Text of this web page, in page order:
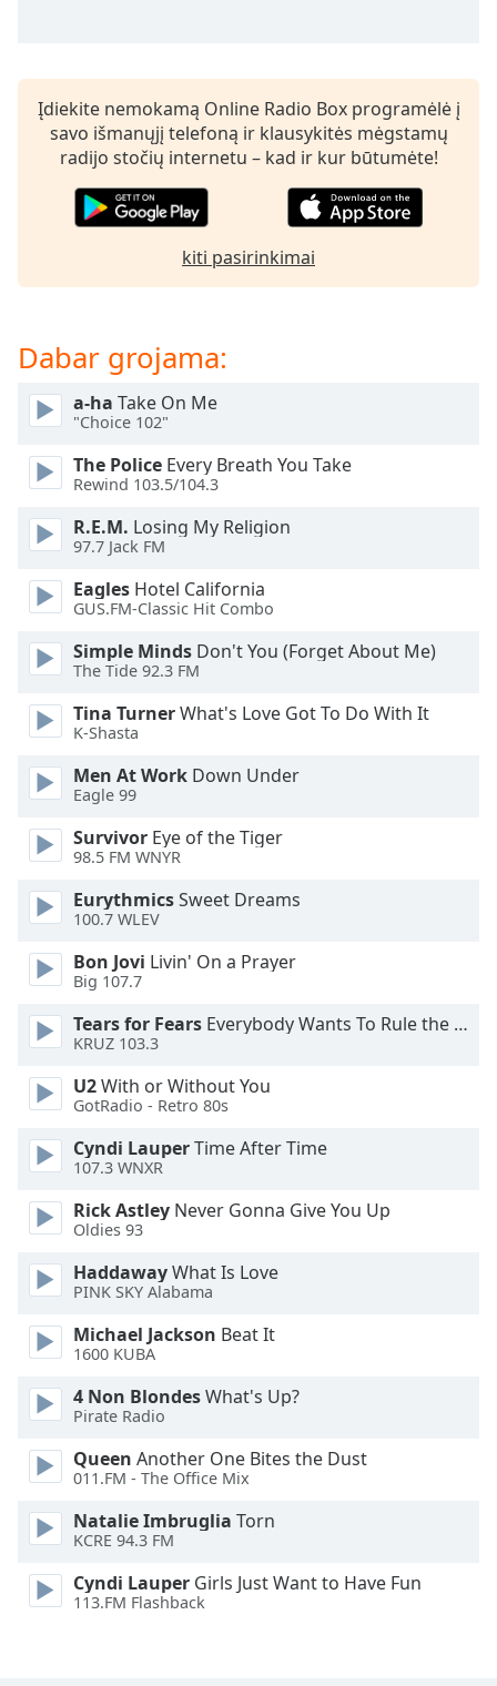
off,
selected
Picture
modal
window.
Beginning
dialog
window.
Escape
and
close
window.
Text
Color
Opacity
Text
Background
Color
Opacity
Caption
Background
Color
Opacity
Size
Text
Edge
Font
Family
Reset
Įdiekite nemokamą Online Radio Box programėlė į
savo išmanųjį telefoną ir klausykitės mėgstamų
radijo stočių internetu – kad ir kur būtumėte!
kiti pasirinkimai
Dabar grojama:
a-ha Take On Me
"Choice 102"
The Police Every Breath You Take
Rewind 103.5/104.3
R.E.M. Losing My Religion
97.7 Jack FM
Eagles Hotel California
GUS.FM-Classic Hit Combo
Simple Minds Don't You (Forget About Me)
The Tide 92.3 FM
Tina TurnerWhat's Love Got To Do With It
K-Shasta
Men At Work Down Under
Eagle 99
Survivor Eye of the Tiger
98.5 FM WNYR
EurythmicsSweet Dreams
100.7 WLEV
Bon Jovi Livin' On a Prayer
Big 107.7
Tears for Fears Everybody Wants To Rule the World
KRUZ 103.3
U2With or Without You
GotRadio - Retro 80s
Cyndi LauperTime After Time
107.3 WNXR
Rick Astley Never Gonna Give You Up
Oldies 93
HaddawayWhat Is Love
PINK SKY Alabama
Michael Jackson Beat It
1600 KUBA
4 Non BlondesWhat's Up?
Pirate Radio
Queen Another One Bites the Dust
011.FM - The Office Mix
Natalie Imbruglia Torn
KCRE 94.3 FM
Cyndi Lauper Girls Just Want to Have Fun
113.FM Flashback